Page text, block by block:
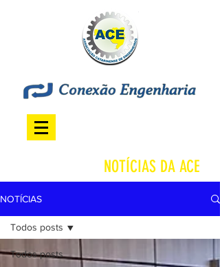
NOTÍCIAS DA ACE
NOTÍCIAS
Todos posts
Todos posts